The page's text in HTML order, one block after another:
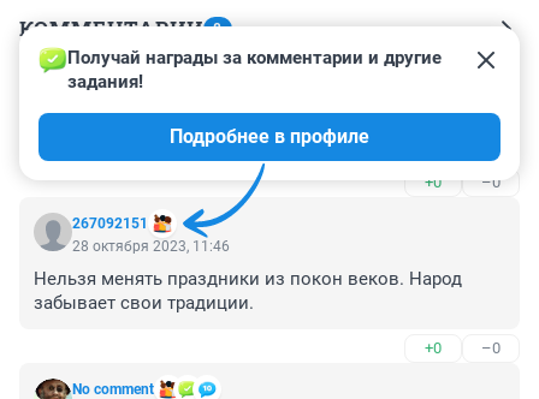
КОММЕНТАРИИ 8
Гость
+0 –0
267092151
Получай награды за комментарии и другие
задания!
Подробнее в профиле
28 октября 2023, 11:46
Нельзя менять праздники из покон веков. Народ
забывает свои традиции.
+0 –0
No comment